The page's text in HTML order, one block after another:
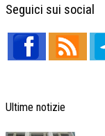
Seguici sui social
Ultime notizie